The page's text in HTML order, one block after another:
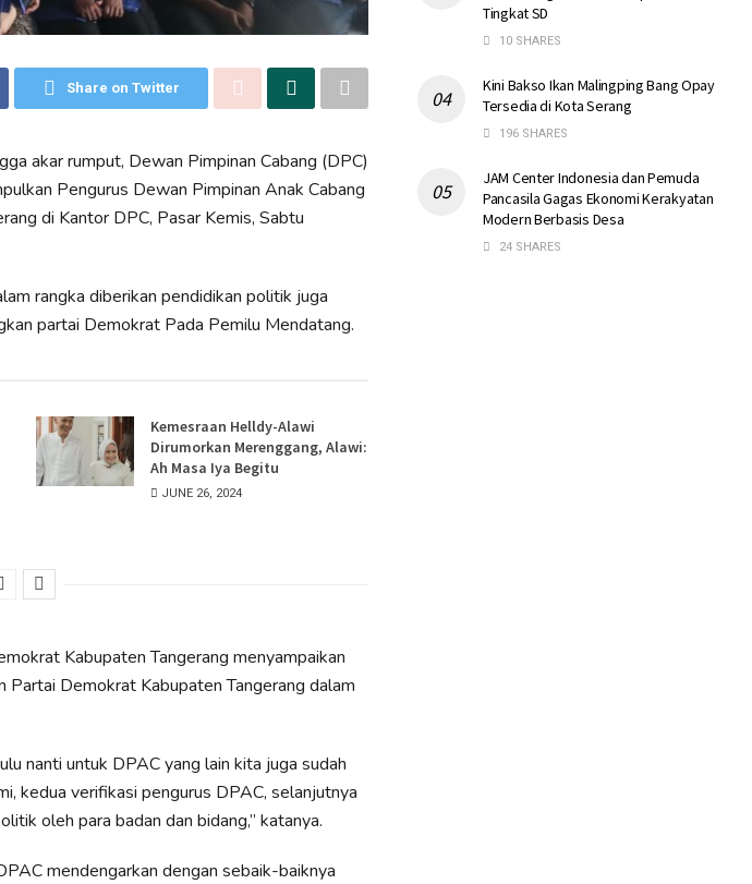
Share on Twitter
akar rumput, Dewan Pimpinan Cabang (DPC)
Pengurus Dewan Pimpinan Anak Cabang
di Kantor DPC, Pasar Kemis, Sabtu
rangka diberikan pendidikan politik juga
partai Demokrat Pada Pemilu Mendatang.
Kemesraan Helldy-Alawi
Dirumorkan Merenggang, Alawi:
Ah Masa Iya Begitu
JUNE 26, 2024
Kabupaten Tangerang menyampaikan
Demokrat Kabupaten Tangerang dalam
nanti untuk DPAC yang lain kita juga sudah
kedua verifikasi pengurus DPAC, selanjutnya
oleh para badan dan bidang,” katanya.
mendengarkan dengan sebaik-baiknya
Tingkat SD
10 SHARES
Kini Bakso Ikan Malingping Bang Opay
Tersedia di Kota Serang
196 SHARES
JAM Center Indonesia dan Pemuda
Pancasila Gagas Ekonomi Kerakyatan
Modern Berbasis Desa
24 SHARES